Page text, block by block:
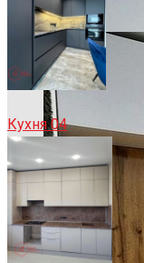
Кухня 04